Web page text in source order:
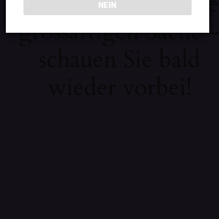
grossartigen Sache
NEIN